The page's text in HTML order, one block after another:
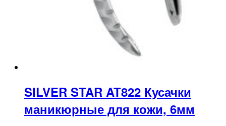
SILVER STAR AT822 Кусачки
маникюрные для кожи, 6мм